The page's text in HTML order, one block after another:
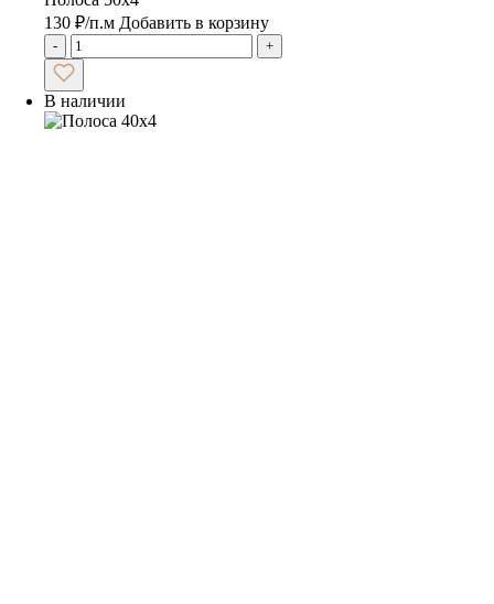
130 ₽/п.м Добавить в корзину
- +
В наличии